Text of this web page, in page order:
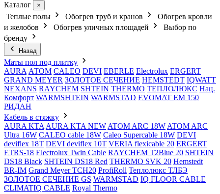
Каталог
×
Теплые полы Обогрев труб и кранов
Обогрев кровли
и желобов
Обогрев уличных площадей
Выбор по
бренду
Назад
Маты пол под плитку
AURA АТОМ CALEO DEVI EBERLE Electrolux ERGERT
GRAND MEYER ЗОЛОТОЕ СЕЧЕНИЕ HEMSTEDT IQWATT
NEXANS RAYCHEM SHTEIN THERMO ТЕПЛОЛЮКС Нац.
Комфорт WARMSHTEIN WARMSTAD EVOMAT EM 150
РИДАН
Кабель в стяжку
AURA KTA AURA KTA NEW ATOM ARC 18W ATOM ARC
Ultra 16W CALEO cable 18W Caleo Supercable 18W DEVI
deviflex 18T DEVI deviflex 10T VERIA flexicable 20 ERGERT
ETRS-18 Electrolux Twin Cable RAYCHEM T2Blue 20 SHTEIN
DS18 Black SHTEIN DS18 Red THERMO SVK 20 Hemstedt
BR-IM Grand Meyer TCH20 ProfiRoll Теплолюкс ТЛБЭ
ЗОЛОТОЕ СЕЧЕНИЕ GS WARMSTAD IQ FLOOR CABLE
CLIMATIQ CABLE Royal Thermo